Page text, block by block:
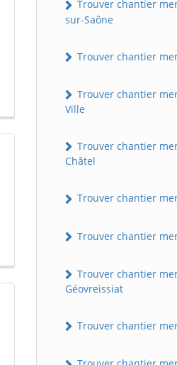
Trouver chantier
sur-Saône
Trouver chantier
Trouver chantier
Ville
Trouver chantier
Châtel
Trouver chantier
Trouver chantier
Trouver chantier
Géovreissiat
Trouver chantier